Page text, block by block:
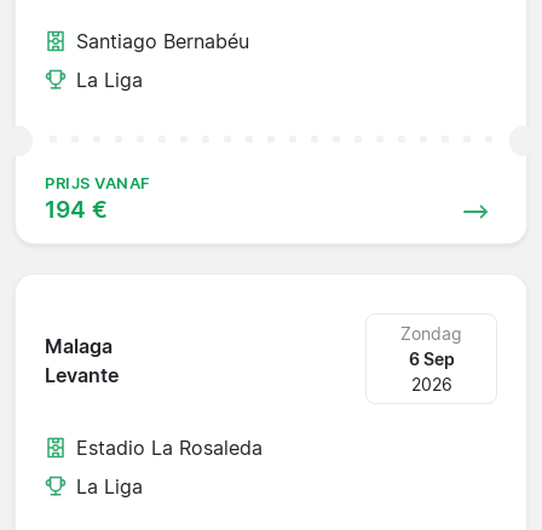
Santiago Bernabéu
La Liga
PRIJS VANAF
194 €
Malaga
Levante
Zondag
6 Sep
2026
Estadio La Rosaleda
La Liga